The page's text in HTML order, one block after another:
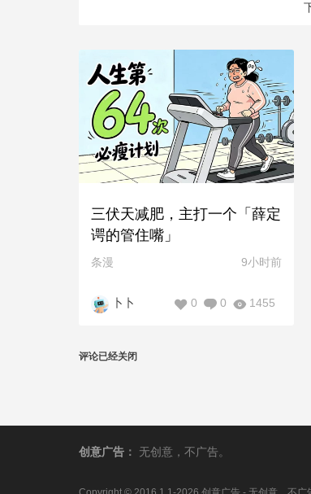
三伏天减肥，主打一个「薛定
谔的管住嘴」
条漫 9小时前
卜卜 1455
0
0
评论已经关闭
创意广告 ： 无创意，不广告。